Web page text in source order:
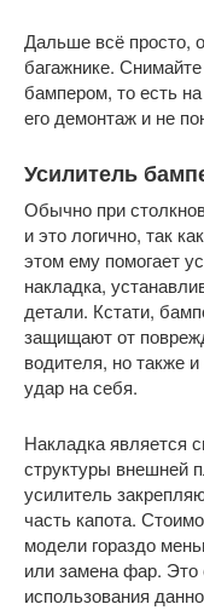
Дальше всё просто,
багажнике.
бампером, то есть
его демонтаж и не
Усилитель
Обычно при
и это логично, так
этом ему помогает
накладка,
детали. Кстати,
защищают от
водителя, но также
удар на себя.
Накладка является
структуры внешней
усилитель
часть капота.
модели гораздо
или замена фар. Это
использования